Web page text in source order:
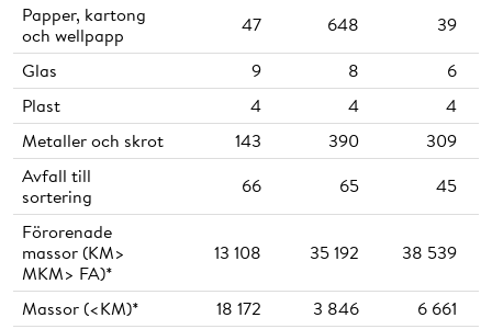
Papper, kartong
och wellpapp
47 648 39
Glas
9 8 6
Plast
4 4 4
Metaller och skrot
143 390 309
Avfall till
sortering
66 65
45
Förorenade
massor (KM>
MKM> FA)*
13 108 35 192 38 539
Massor (<KM)* 18 172 3 846
6 661